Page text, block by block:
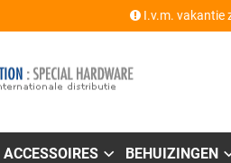
I.v.m. vakantie
ACCESSOIRES BEHUIZINGEN